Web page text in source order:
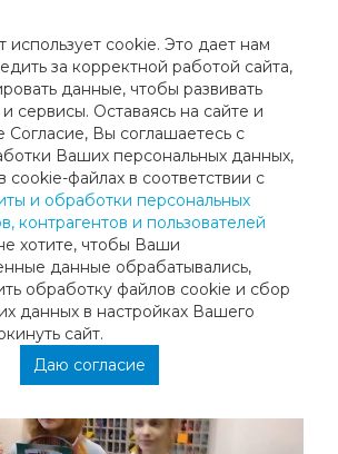
использует cookie. Это дает нам
за корректной работой сайта,
данные, чтобы развивать
сервисы. Оставаясь на сайте и
Согласие, Вы соглашаетесь с
Ваших персональных данных,
cookie-файлах в соответствии с
и обработки персональных
контрагентов и пользователей
хотите, чтобы Ваши
данные обрабатывались,
обработку файлов cookie и сбор
данных в настройках Вашего
сайт.
Даю согласие
PRO CLUB
учеников продолжается. Наша
заняла 1 место на турнире
с этой победой!